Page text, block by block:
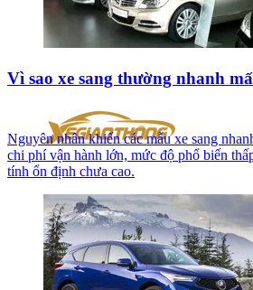
Vì sao xe sang thường nhanh
Nguyên nhân khiến các mẫu xe sang
chi phí vận hành lớn, mức độ phổ biến
tính ổn định chưa cao.